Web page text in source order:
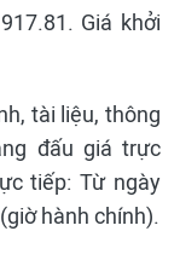
Giá khởi
tài liệu, thông
đấu giá trực
tiếp: Từ ngày
hành chính).